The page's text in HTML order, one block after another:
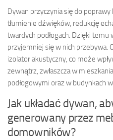
Dywan przyczynia się do
tłumienie dźwięków, redukcję
twardych podłogach. Dzięki temu
przyjemniej się w nich przebywa.
izolator akustyczny, co może
zewnątrz, zwłaszcza w
podłogowymi oraz w budynkach
Jak układać dywan,
generowany przez
domowników?